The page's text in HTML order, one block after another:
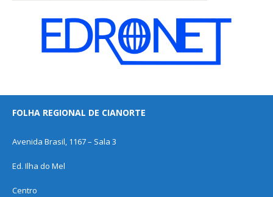
FOLHA REGIONAL DE CIANORTE
Avenida Brasil, 1167 – Sala 3
Ed. Ilha do Mel
Centro